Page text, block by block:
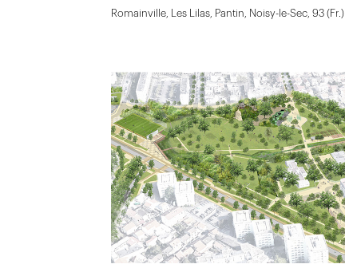
Romainville, Les Lilas, Pantin, Noisy-le-Sec, 93 (Fr.)